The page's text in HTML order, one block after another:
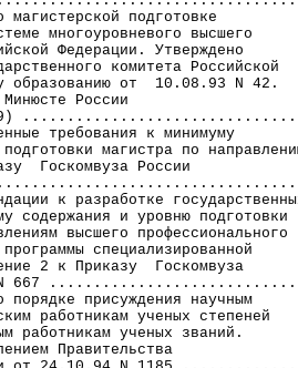
магистерской подготовке
многоуровневого высшего
Федерации. Утверждено
комитета Российской
образованию от  10.08.93 N 42.
России
требования к минимуму
магистра по
Госкомвуза России
к разработке
содержания и уровню подготовки
высшего профессионального
специализированной
2 к Приказу  Госкомвуза
667
порядке присуждения научным
работникам ученых степеней
работникам ученых званий.
Правительства